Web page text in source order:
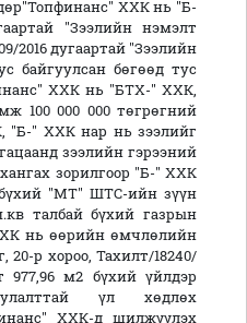
ХХК нь "Б-
"Зээлийн нэмэлт
2016 дугаартай "Зээлийн
байгуулсан бөгөөд тус
ХХК нь "БТХ-" ХХК,
100 000 000 төгрөгний
"Б-" ХХК нар нь зээлийг
зээлийн гэрээний
зорилгоор "Б-" ХХК
"МТ" ШТС-ийн зүүн
талбай бүхий газрын
нь өөрийн өмчлөлийн
20-р хороо, Тахилт/18240/
977,96 м2 бүхий үйлдэр
үл хөдлөх
ХХК-д шилжүүлэх